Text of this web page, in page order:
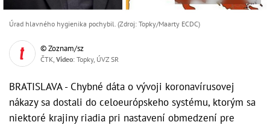
Úrad hlavného hygienika pochybil. (Zdroj: Topky/Maarty ECDC)
© Zoznam/sz
ČTK, Video: Topky, ÚVZ SR
BRATISLAVA - Chybné dáta o vývoji koronavírusovej
nákazy sa dostali do celoeurópskeho systému, ktorým sa
niektoré krajiny riadia pri nastavení obmedzení pre